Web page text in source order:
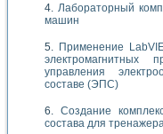
Лабораторный
машин
Применение
электромагнитных
управления
составе (ЭПС)
Создание
состава для